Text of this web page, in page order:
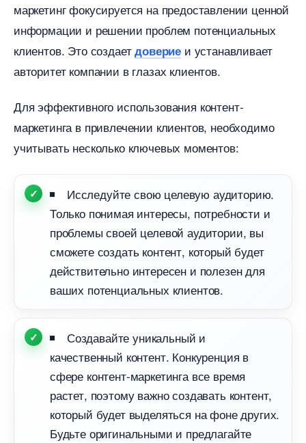
маркетинг фокусируется на предоставлении ценной
информации и решении проблем потенциальных
клиентов. Это создаетдоверие и устанавливает
авторитет компании в глазах клиентов.
Для эффективного использования контент-
маркетинга в привлечении клиентов, необходимо
учитывать несколько ключевых моментов:
Исследуйте свою целевую аудиторию.
Только понимая интересы, потребности и
проблемы своей целевой аудитории, вы
сможете создать контент, который будет
действительно интересен и полезен для
аших потенциальных клиентов.
Создавайте уникальный и
качественный контент. Конкуренция
сфере контент-маркетинга все время
растет, поэтому важно создавать контент,
который будет выделяться на фоне других.
Будьте оригинальными и предлагайте